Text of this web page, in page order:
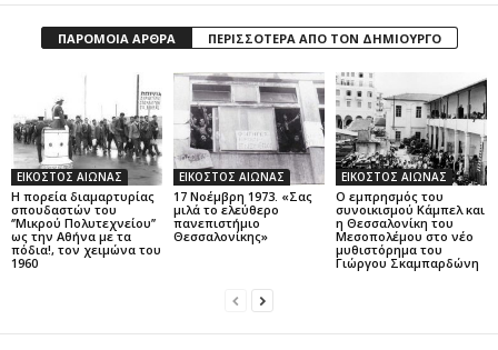
ΠΑΡΟΜΟΙΑ ΑΡΘΡΑ ΠΕΡΙΣΣΟΤΕΡΑ ΑΠΟ ΤΟΝ ΔΗΜΙΟΥΡΓΟ
ΕΙΚΟΣΤΟΣ ΑΙΩΝΑΣ
Η πορεία διαμαρτυρίας
σπουδαστών του
‘’Μικρού Πολυτεχνείου’’
ως την Αθήνα με τα
πόδια!, τον χειμώνα του
1960
ΕΙΚΟΣΤΟΣ ΑΙΩΝΑΣ
17 Νοέμβρη 1973. «Σας
μιλά το ελεύθερο
πανεπιστήμιο
Θεσσαλονίκης»
ΕΙΚΟΣΤΟΣ ΑΙΩΝΑΣ
Ο εμπρησμός του
συνοικισμού Κάμπελ και
η Θεσσαλονίκη του
Μεσοπολέμου στο νέο
μυθιστόρημα του
Γιώργου Σκαμπαρδώνη